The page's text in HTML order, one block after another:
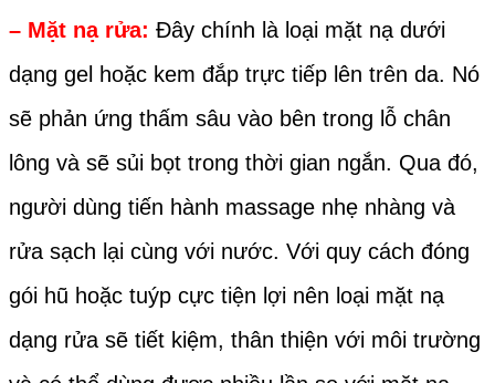
– Mặt nạ rửa: Đây chính là loại mặt nạ dưới
dạng gel hoặc kem đắp trực tiếp lên trên da. Nó
sẽ phản ứng thấm sâu vào bên trong lỗ chân
lông và sẽ sủi bọt trong thời gian ngắn. Qua đó,
người dùng tiến hành massage nhẹ nhàng và
rửa sạch lại cùng với nước. Với quy cách đóng
gói hũ hoặc tuýp cực tiện lợi nên loại mặt nạ
dạng rửa sẽ tiết kiệm, thân thiện với môi trường